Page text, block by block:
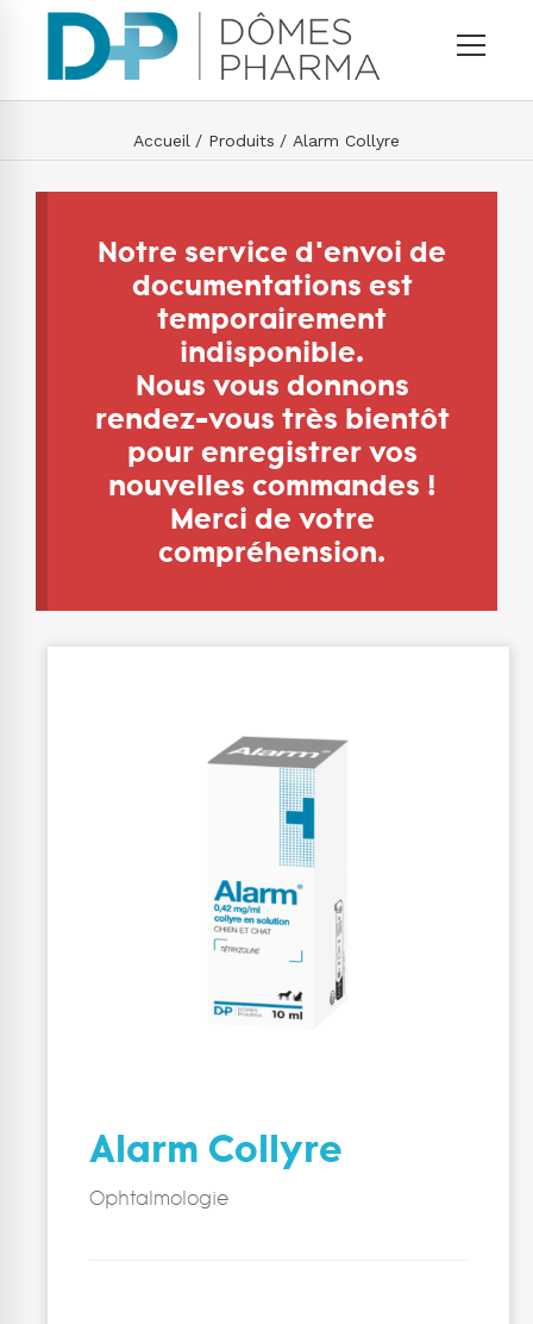
Accueil Produits Alarm Collyre
Notre service d'envoi de
documentations est
temporairement
indisponible.
Nous vous donnons
rendez-vous très bientôt
pour enregistrer vos
nouvelles commandes !
Merci de votre
compréhension.
Alarm Collyre
Ophtalmologie